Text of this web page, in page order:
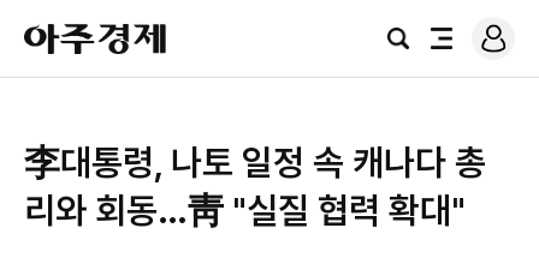
아
주
경
검
전
로
그
李대통령, 나토 일정 속 캐나다 총
리와 회동…靑 "실질 협력 확대"